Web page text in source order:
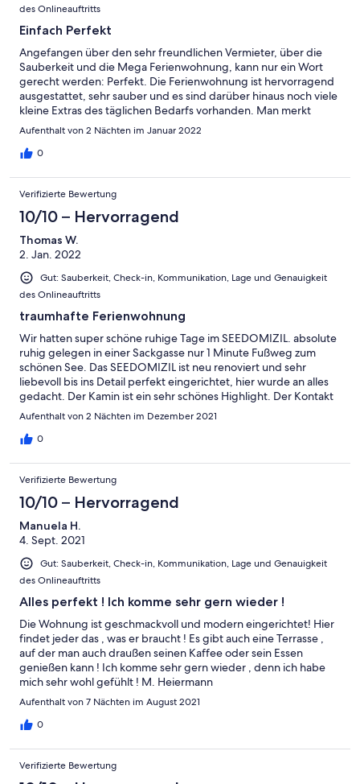
des Onlineauftritts
Einfach Perfekt
Angefangen über den sehr freundlichen Vermieter, über die
Sauberkeit und die Mega Ferienwohnung, kann nur ein Wort
gerecht werden: Perfekt. Die Ferienwohnung ist hervorragend
ausgestattet, sehr sauber und es sind darüber hinaus noch viele
kleine Extras des täglichen Bedarfs vorhanden. Man merkt
direkt das hier viel Liebe und Fleiß hineingeflossen sind. Ein
Fall wiederkommen!
Aufenthalt von 2 Nächten im Januar 2022
0
Verifizierte Bewertung
10/10 – Hervorragend
Thomas W.
2. Jan. 2022
Gut: Sauberkeit, Check-in, Kommunikation, Lage und Genauigkeit
des Onlineauftritts
traumhafte Ferienwohnung
Wir hatten super schöne ruhige Tage im SEEDOMIZIL. absolute
ruhig gelegen in einer Sackgasse nur 1 Minute Fußweg zum
schönen See. Das SEEDOMIZIL ist neu renoviert und sehr
liebevoll bis ins Detail perfekt eingerichtet, hier wurde an alles
gedacht. Der Kamin ist ein sehr schönes Highlight. Der Kontakt
zu den Eigentümern war sehr nett und unkompliziert. Wir
wieder.
Aufenthalt von 2 Nächten im Dezember 2021
0
Verifizierte Bewertung
10/10 – Hervorragend
Manuela H.
4. Sept. 2021
Gut: Sauberkeit, Check-in, Kommunikation, Lage und Genauigkeit
des Onlineauftritts
Alles perfekt ! Ich komme sehr gern wieder !
Die Wohnung ist geschmackvoll und modern eingerichtet! Hier
findet jeder das , was er braucht ! Es gibt auch eine Terrasse ,
auf der man auch draußen seinen Kaffee oder sein Essen
genießen kann ! Ich komme sehr gern wieder , denn ich habe
mich sehr wohl gefühlt ! M. Heiermann
Aufenthalt von 7 Nächten im August 2021
0
Verifizierte Bewertung